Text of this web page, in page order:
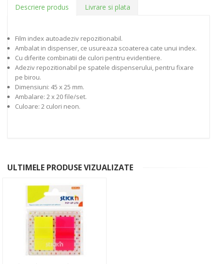
Descriere produs Livrare si plata
Film index autoadeziv repozitionabil.
Ambalat in dispenser, ce usureaza scoaterea cate unui index.
Cu diferite combinatii de culori pentru evidentiere.
Adeziv repozitionabil pe spatele dispenserului, pentru fixare
pe birou.
Dimensiuni: 45 x 25 mm.
Ambalare: 2 x 20 file/set.
Culoare: 2 culori neon.
ULTIMELE PRODUSE VIZUALIZATE